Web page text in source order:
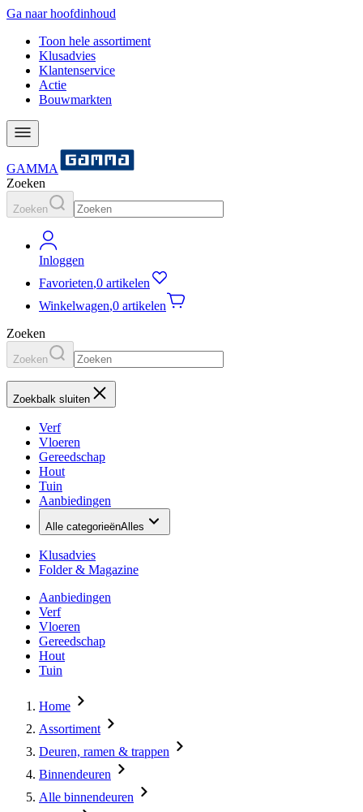
Ga naar hoofdinhoud
Toon hele assortiment
Klusadvies
Klantenservice
Actie
Bouwmarkten
GAMMA
Zoeken
Zoeken
Inloggen
Favorieten,0 artikelen
Winkelwagen,0 artikelen
Zoeken
Zoeken
Zoekbalk sluiten
Verf
Vloeren
Gereedschap
Hout
Tuin
Aanbiedingen
Alle categorieënAlles
Klusadvies
Folder & Magazine
Aanbiedingen
Verf
Vloeren
Gereedschap
Hout
Tuin
Home
Assortiment
Deuren, ramen & trappen
Binnendeuren
Alle binnendeuren